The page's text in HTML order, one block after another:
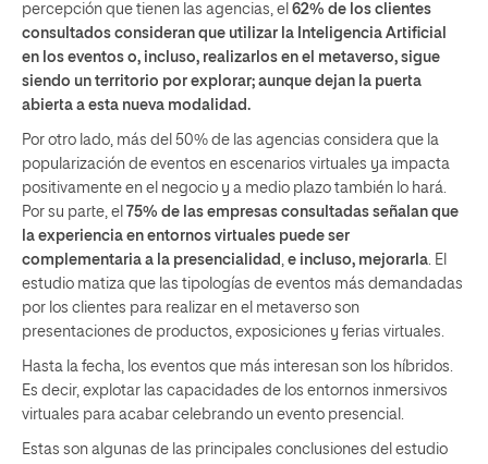
percepción que tienen las agencias, el 62% de los clientes
consultados consideran que utilizar la Inteligencia Artificial
en los eventos o, incluso, realizarlos en el metaverso, sigue
siendo un territorio por explorar; aunque dejan la puerta
abierta a esta nueva modalidad.
Por otro lado, más del 50% de las agencias considera que la
popularización de eventos en escenarios virtuales ya impacta
positivamente en el negocio y a medio plazo también lo hará.
Por su parte, el 75% de las empresas consultadas señalan que
la experiencia en entornos virtuales puede ser
complementaria a la presencialidad e incluso, mejorarla . El
estudio matiza que las tipologías de eventos más demandadas
por los clientes para realizar en el metaverso son
presentaciones de productos, exposiciones y ferias virtuales.
Hasta la fecha, los eventos que más interesan son los híbridos.
Es decir, explotar las capacidades de los entornos inmersivos
virtuales para acabar celebrando un evento presencial.
Estas son algunas de las principales conclusiones del estudio